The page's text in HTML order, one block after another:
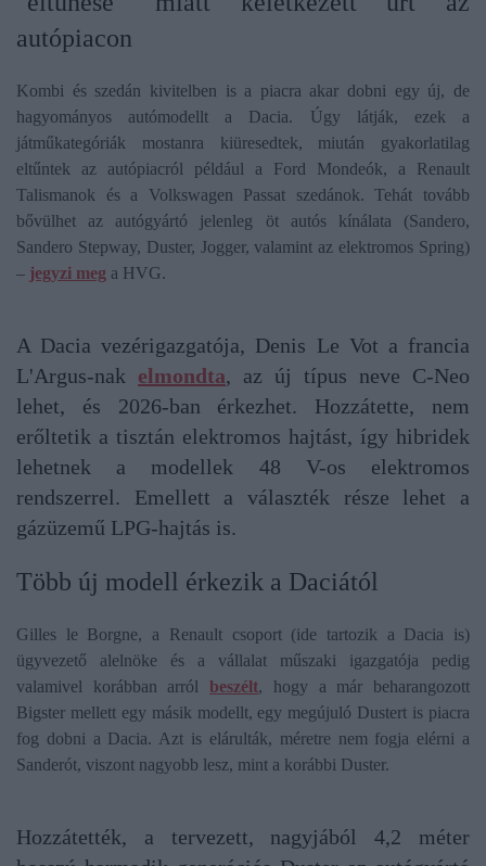
autópiacon
Kombi és szedán kivitelben is a piacra akar dobni egy új, de
hagyományos autómodellt a Dacia. Úgy látják, ezek a
játműkategóriák mostanra kiüresedtek, miután gyakorlatilag
eltűntek az autópiacról például a Ford Mondeók, a Renault
Talismanok és a Volkswagen Passat szedánok. Tehát tovább
bővülhet az autógyártó jelenleg öt autós kínálata (Sandero,
Sandero Stepway, Duster, Jogger, valamint az elektromos Spring)
– jegyzi meg a HVG.
A Dacia vezérigazgatója, Denis Le Vot a francia
L'Argus-nak elmondta, az új típus neve C-Neo
lehet, és 2026-ban érkezhet. Hozzátette, nem
erőltetik a tisztán elektromos hajtást, így hibridek
lehetnek a modellek 48 V-os elektromos
rendszerrel. Emellett a választék része lehet a
gázüzemű LPG-hajtás is.
Több új modell érkezik a Daciától
Gilles le Borgne, a Renault csoport (ide tartozik a Dacia is)
ügyvezető alelnöke és a vállalat műszaki igazgatója pedig
valamivel korábban arrólbeszélt, hogy a már beharangozott
Bigster mellett egy másik modellt, egy megújuló Dustert is piacra
fog dobni a Dacia. Azt is elárulták, méretre nem fogja elérni a
Sanderót, viszont nagyobb lesz, mint a korábbi Duster.
Hozzátették, a tervezett, nagyjából 4,2 méter